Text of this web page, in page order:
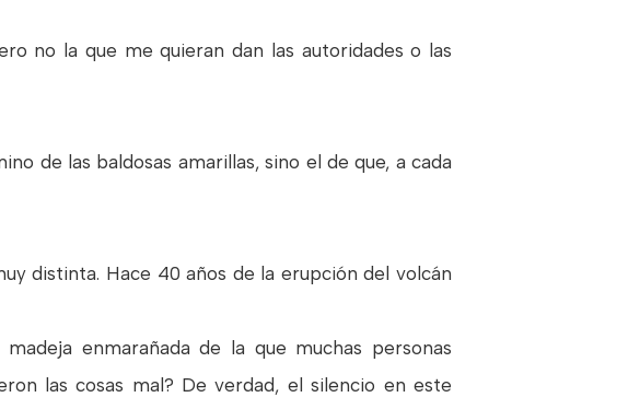
no la que me quieran dan las autoridades o las
de las baldosas amarillas, sino el de que, a cada
distinta. Hace 40 años de la erupción del volcán
enmarañada de la que muchas personas
las cosas mal? De verdad, el silencio en este